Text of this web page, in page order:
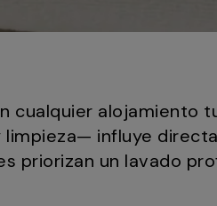
cualquier alojamiento
influye
priorizan un lavado